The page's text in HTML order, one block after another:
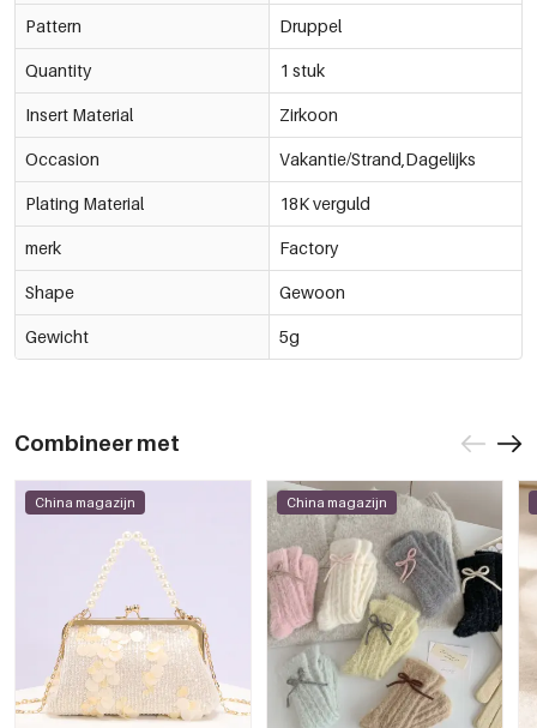
Pattern Druppel
Quantity 1 stuk
Insert Material Zirkoon
Occasion Vakantie/Strand,Dagelijks
Plating Material 18K verguld
merk Factory
Shape Gewoon
Gewicht 5g
Combineer met
China magazijn China magazijn